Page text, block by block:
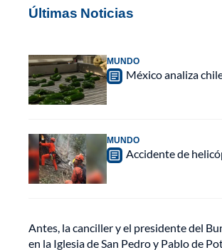
Últimas Noticias
MUNDO
México analiza
MUNDO
Accidente de
Antes, la canciller y el presidente del
en la Iglesia de San Pedro y Pablo de